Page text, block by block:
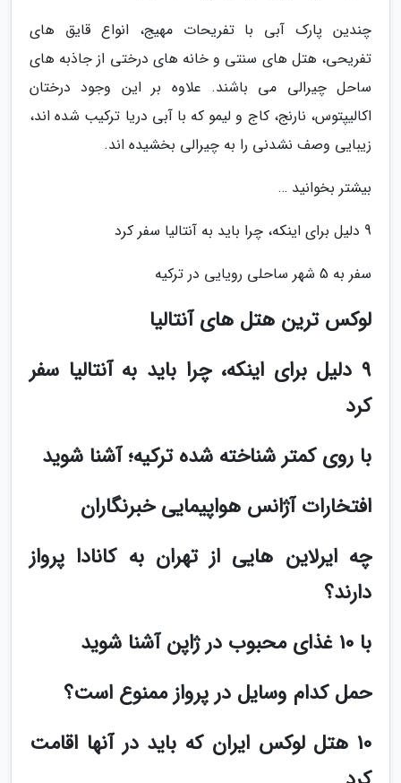
چندین پارک آبی با تفریحات مهیج، انواع قایق های
تفریحی، هتل های سنتی و خانه های درختی از جاذبه های
ساحل چیرالی می باشند. علاوه بر این وجود درختان
اکالیپتوس، نارنج، کاج و لیمو که با آبی دریا ترکیب شده اند،
زیبایی وصف نشدنی را به چیرالی بخشیده اند.
بیشتر بخوانید …
9 دلیل برای اینکه، چرا باید به آنتالیا سفر کرد
سفر به 5 شهر ساحلی رویایی در ترکیه
لوکس ترین هتل های آنتالیا
9 دلیل برای اینکه، چرا باید به آنتالیا سفر
کرد
با روی کمتر شناخته شده ترکیه؛ آشنا شوید
افتخارات آژانس هواپیمایی خبرنگاران
چه ایرلاین هایی از تهران به کانادا پرواز
دارند؟
با 10 غذای محبوب در ژاپن آشنا شوید
حمل کدام وسایل در پرواز ممنوع است؟
10 هتل لوکس ایران که باید در آنها اقامت